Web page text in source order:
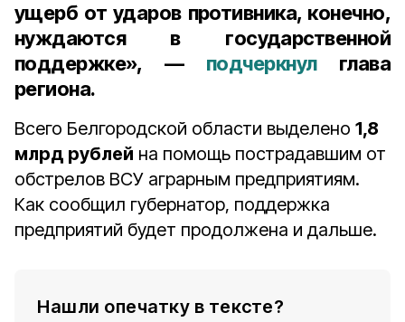
ущерб от ударов противника, конечно,
нуждаются в государственной
поддержке», — подчеркнулглава
региона.
Всего Белгородской области выделено 1,8
млрд рублей на помощь пострадавшим от
обстрелов ВСУ аграрным предприятиям.
Как сообщил губернатор, поддержка
предприятий будет продолжена и дальше.
Нашли опечатку в тексте?